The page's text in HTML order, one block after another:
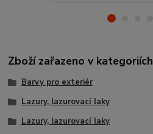
Zboží zařazeno v kategoriích
Barvy pro exteriér
Lazury, lazurovací laky
Lazury, lazurovací laky